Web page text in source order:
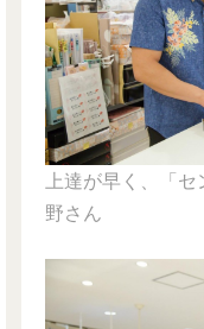
上達が早く、「
野さん